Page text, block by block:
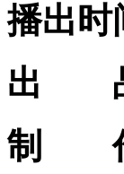
播出时
出
制